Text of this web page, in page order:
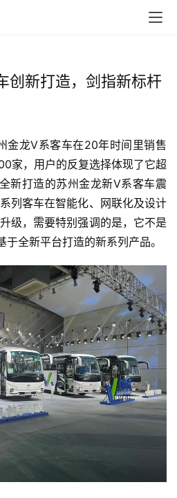
创新打造，剑指新标杆
金龙V系客车在20年时间里销售
家，用户的反复选择体现了它超
新打造的苏州金龙新V系客车震
列客车在智能化、网联化及设计
级，需要特别强调的是，它不是
全新平台打造的新系列产品。